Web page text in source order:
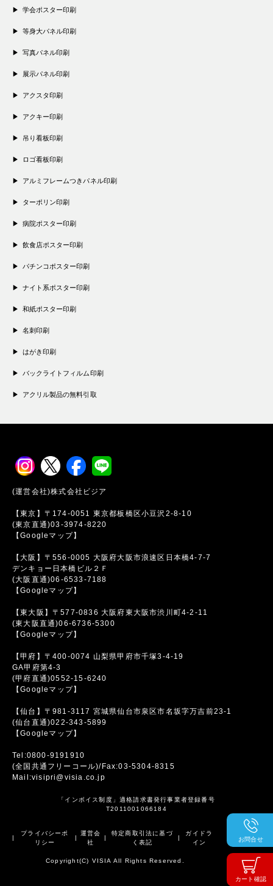
カート確認
お問合せ
学会ポスター印刷
等身大パネル印刷
写真パネル印刷
展示パネル印刷
アクスタ印刷
アクキー印刷
吊り看板印刷
ロゴ看板印刷
アルミフレームつきパネル印刷
ターポリン印刷
病院ポスター印刷
飲食店ポスター印刷
パチンコポスター印刷
ナイト系ポスター印刷
和紙ポスター印刷
名刺印刷
はがき印刷
バックライトフィルム印刷
アクリル製品の無料引取
(運営会社)株式会社ビジア
【東京】〒174-0051 東京都板橋区小豆沢2-8-10
(東京直通)03-3974-8220
【Googleマップ】
【大阪】〒556-0005 大阪府大阪市浪速区日本橋4-7-7
デンキョー日本橋ビル２Ｆ
(大阪直通)06-6533-7188
【Googleマップ】
【東大阪】〒577-0836 大阪府東大阪市渋川町4-2-11
(東大阪直通)06-6736-5300
【Googleマップ】
【甲府】〒400-0074 山梨県甲府市千塚3-4-19
GA甲府第4-3
(甲府直通)0552-15-6240
【Googleマップ】
【仙台】〒981-3117 宮城県仙台市泉区市名坂字万吉前23-1
(仙台直通)022-343-5899
【Googleマップ】
Tel:0800-9191910
(全国共通フリーコール)/Fax:03-5304-8315
Mail:visipri@visia.co.jp
「インボイス制度」適格請求書発行事業者登録番号
T2011001066184
|
プライバシーポ
リシー
|
運営会
社
|
特定商取引法に基づ
く表記
|
ガイドラ
イン
Copyright(C) VISIA All Rights Reserved.